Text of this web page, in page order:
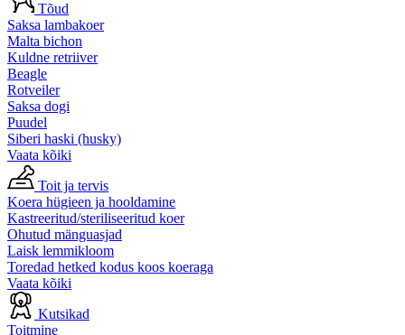
Tõud
Saksa lambakoer
Malta bichon
Kuldne retriiver
Beagle
Rotveiler
Saksa dogi
Puudel
Siberi haski (husky)
Vaata kõiki
Toit ja tervis
Koera hügieen ja hooldamine
Kastreeritud/steriliseeritud koer
Ohutud mänguasjad
Laisk lemmikloom
Toredad hetked kodus koos koeraga
Vaata kõiki
Kutsikad
Toitmine